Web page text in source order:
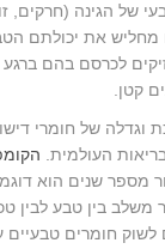
של הגינה (חרקים,
מחליש את יכולתם
לכרסם בהם ברגע
קטן.
וגדלה של חומרי
העולמית.
מספר שנים הוא
בין טבע לבין
לשוק חומרים טבעיים